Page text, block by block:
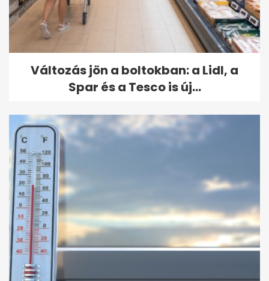
Változás jön a boltokban: a Lidl, a
Spar és a Tesco is új...